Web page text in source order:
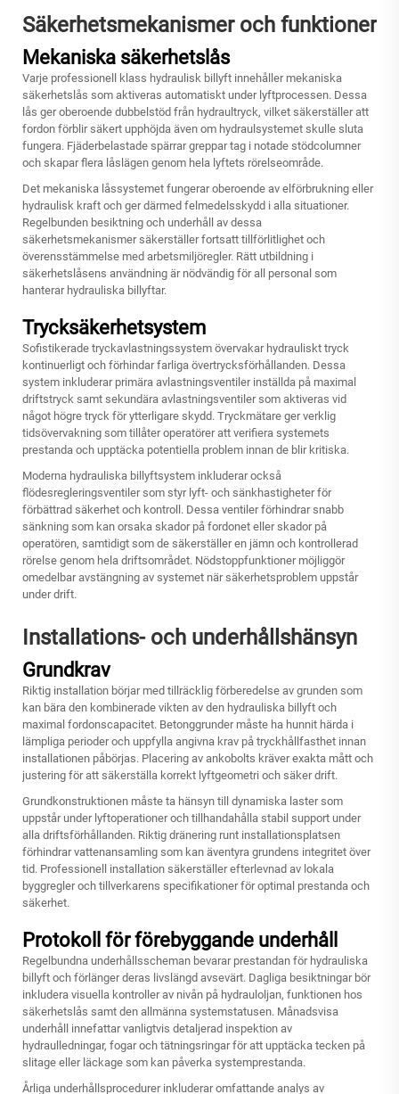
Säkerhetsmekanismer och funktioner
Mekaniska säkerhetslås
Varje professionell klass hydraulisk billyft innehåller mekaniska
säkerhetslås som aktiveras automatiskt under lyftprocessen. Dessa
lås ger oberoende dubbelstöd från hydraultryck, vilket säkerställer att
fordon förblir säkert upphöjda även om hydraulsystemet skulle sluta
fungera. Fjäderbelastade spärrar greppar tag i notade stödcolumner
och skapar flera låslägen genom hela lyftets rörelseområde.
Det mekaniska låssystemet fungerar oberoende av elförbrukning eller
hydraulisk kraft och ger därmed felmedelsskydd i alla situationer.
Regelbunden besiktning och underhåll av dessa
säkerhetsmekanismer säkerställer fortsatt tillförlitlighet och
överensstämmelse med arbetsmiljöregler. Rätt utbildning i
säkerhetslåsens användning är nödvändig för all personal som
hanterar hydrauliska billyftar.
Trycksäkerhetsystem
Sofistikerade tryckavlastningssystem övervakar hydrauliskt tryck
kontinuerligt och förhindar farliga övertrycksförhållanden. Dessa
system inkluderar primära avlastningsventiler inställda på maximal
driftstryck samt sekundära avlastningsventiler som aktiveras vid
något högre tryck för ytterligare skydd. Tryckmätare ger verklig
tidsövervakning som tillåter operatörer att verifiera systemets
prestanda och upptäcka potentiella problem innan de blir kritiska.
Moderna hydrauliska billyftsystem inkluderar också
flödesregleringsventiler som styr lyft- och sänkhastigheter för
förbättrad säkerhet och kontroll. Dessa ventiler förhindrar snabb
sänkning som kan orsaka skador på fordonet eller skador på
operatören, samtidigt som de säkerställer en jämn och kontrollerad
rörelse genom hela driftsområdet. Nödstoppfunktioner möjliggör
omedelbar avstängning av systemet när säkerhetsproblem uppstår
under drift.
Installations- och underhållshänsyn
Grundkrav
Riktig installation börjar med tillräcklig förberedelse av grunden som
kan bära den kombinerade vikten av den hydrauliska billyft och
maximal fordonscapacitet. Betonggrunder måste ha hunnit härda i
lämpliga perioder och uppfylla angivna krav på tryckhållfasthet innan
installationen påbörjas. Placering av ankobolts kräver exakta mått och
justering för att säkerställa korrekt lyftgeometri och säker drift.
Grundkonstruktionen måste ta hänsyn till dynamiska laster som
uppstår under lyftoperationer och tillhandahålla stabil support under
alla driftsförhållanden. Riktig dränering runt installationsplatsen
förhindrar vattenansamling som kan äventyra grundens integritet över
tid. Professionell installation säkerställer efterlevnad av lokala
byggregler och tillverkarens specifikationer för optimal prestanda och
säkerhet.
Protokoll för förebyggande underhåll
Regelbundna underhållsscheman bevarar prestandan för hydrauliska
billyft och förlänger deras livslängd avsevärt. Dagliga besiktningar bör
inkludera visuella kontroller av nivån på hydrauloljan, funktionen hos
säkerhetslås samt den allmänna systemstatusen. Månadsvisa
underhåll innefattar vanligtvis detaljerad inspektion av
hydraulledningar, fogar och tätningsringar för att upptäcka tecken på
slitage eller läckage som kan påverka systemprestanda.
Årliga underhållsprocedurer inkluderar omfattande analys av